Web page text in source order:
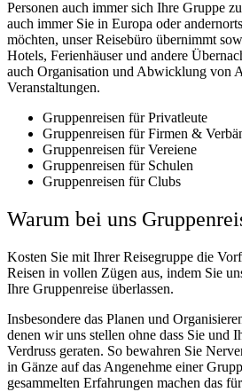
Personen auch immer sich Ihre Gruppe
auch immer Sie in Europa oder
möchten, unser Reisebüro übernimmt
Hotels, Ferienhäuser und andere
auch Organisation und Abwicklung von
Veranstaltungen.
Gruppenreisen für Privatleute
Gruppenreisen für Firmen &
Gruppenreisen für Vereiene
Gruppenreisen für Schulen
Gruppenreisen für Clubs
Warum bei uns
Kosten Sie mit Ihrer Reisegruppe die
Reisen in vollen Zügen aus, indem Sie
Ihre Gruppenreise überlassen.
Insbesondere das Planen und
denen wir uns stellen ohne dass Sie und
Verdruss geraten. So bewahren Sie
in Gänze auf das Angenehme einer
gesammelten Erfahrungen machen das